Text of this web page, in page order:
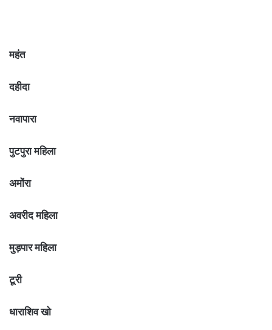
महंत
दहीदा
नवापारा
पुटपुरा महिला
अमोंरा
अवरीद महिला
मुड़पार महिला
टूरी
धाराशिव खो